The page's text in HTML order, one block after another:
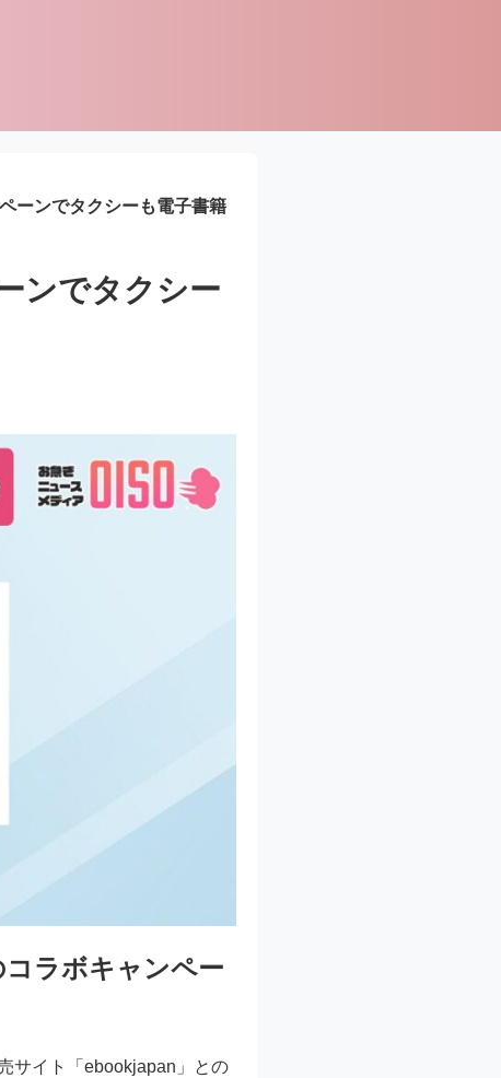
ーンでタクシーも電子書籍
ンでタクシー
ラボキャンペー
サイト「ebookjapan」との